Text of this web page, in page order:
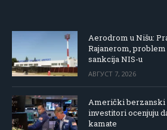
Aerodrom u Nišu:
Rajanerom,
sankcija NIS-u
АВГУСТ 7, 2026
Američki berzanski
investitori ocenjuju
kamate